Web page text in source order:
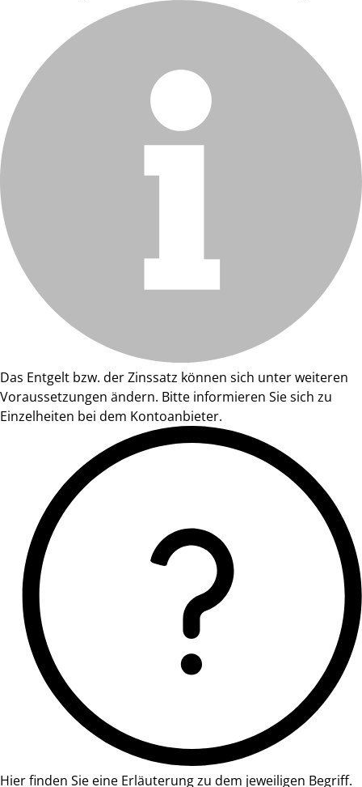
Das Entgelt bzw. der Zinssatz können sich unter weiteren
Voraussetzungen ändern. Bitte informieren Sie sich zu
Einzelheiten bei dem Kontoanbieter.
Hier finden Sie eine Erläuterung zu dem jeweiligen Begriff.